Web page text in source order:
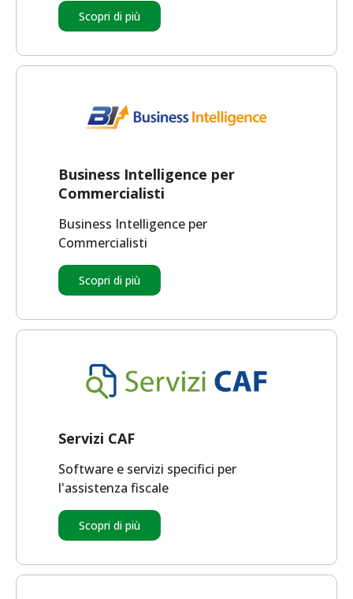
Scopri di più
Business Intelligence per
Commercialisti
Business Intelligence per
Commercialisti
Scopri di più
Servizi CAF
Software e servizi specifici per
l'assistenza fiscale
Scopri di più